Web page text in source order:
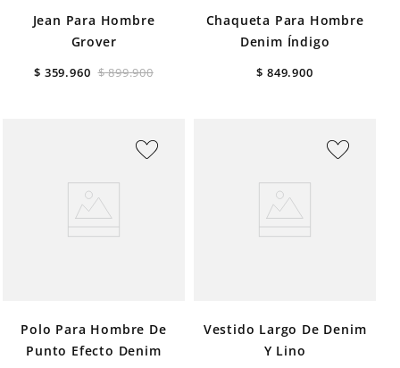
Jean Para Hombre
Grover
$ 899.900
$ 359.960
Chaqueta Para Hombre
Denim Índigo
$ 849.900
Polo Para Hombre De
Punto Efecto Denim
Vestido Largo De Denim
Y Lino